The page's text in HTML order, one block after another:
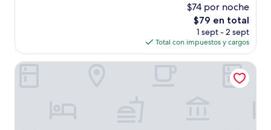
$74 por noche
El
precio
actual
es
de
$79 en total
1 sept - 2 sept
Total con impuestos y cargos
Hotel Anders